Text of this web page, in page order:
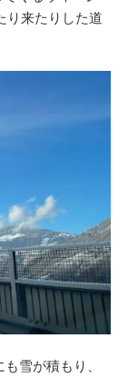
り来たりした道
も雪が積もり、